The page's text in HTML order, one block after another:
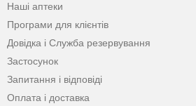
Наші аптеки
Програми для клієнтів
Довідка і Служба резервування
Застосунок
Запитання і відповіді
Оплата і доставка